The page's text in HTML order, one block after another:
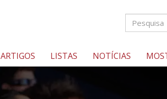
ARTIGOS LISTAS NOTÍCIAS